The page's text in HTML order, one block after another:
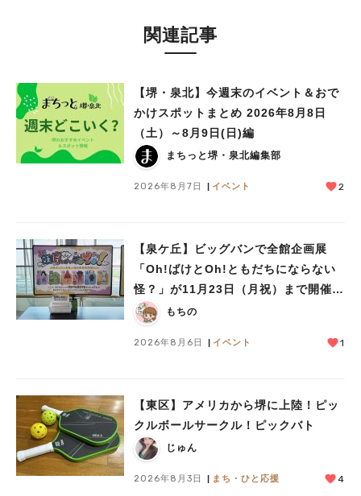
関連記事
【堺・泉北】今週末のイベント＆おで
かけスポットまとめ 2026年8月8日
（土）～8月9日(日)編
まちっと堺・泉北編集部
2026年8月7日 イベント 2
【泉ケ丘】ビッグバンで全館企画展
「Oh!ばけとOh!ともだちにならない
怪？」が11月23日（月祝）まで開催
中！
もちの
2026年8月6日 イベント 1
【東区】アメリカから堺に上陸！ピッ
クルボールサークル！ピックバト
じゅん
2026年8月3日 まち・ひと応援 4